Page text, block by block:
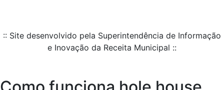
:: Site desenvolvido pela Superintendência de Informação
e Inovação da Receita Municipal ::